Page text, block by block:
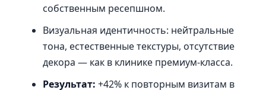
собственным ресепшном.
Визуальная идентичность: нейтральные
тона, естественные текстуры, отсутствие
декора — как в клинике премиум-класса.
Результат: +42% к повторным визитам в